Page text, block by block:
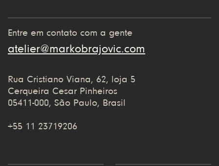
Entre em contato com a gente
atelier@markobrajovic.com
Rua Cristiano Viana, 62, loja 5
Cerqueira Cesar Pinheiros
05411-000, São Paulo, Brasil
+55 11 23719206